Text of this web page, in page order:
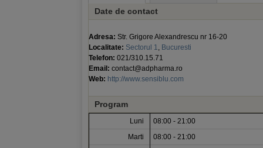
Date de contact
Adresa: Str. Grigore Alexandrescu nr 16-20
Localitate: Sectorul 1, Bucuresti
Telefon: 021/310.15.71
Email: contact@adpharma.ro
Web: http://www.sensiblu.com
Program
Luni
08:00 - 21:00
Marti
08:00 - 21:00